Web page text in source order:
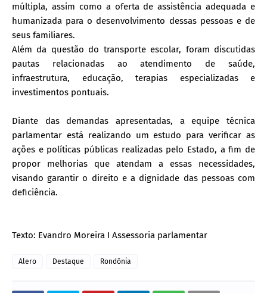
múltipla, assim como a oferta de assistência adequada e
humanizada para o desenvolvimento dessas pessoas e de
seus familiares.
Além da questão do transporte escolar, foram discutidas
pautas relacionadas ao atendimento de saúde,
infraestrutura, educação, terapias especializadas e
investimentos pontuais.
Diante das demandas apresentadas, a equipe técnica
parlamentar está realizando um estudo para verificar as
ações e políticas públicas realizadas pelo Estado, a fim de
propor melhorias que atendam a essas necessidades,
visando garantir o direito e a dignidade das pessoas com
deficiência.
Texto: Evandro Moreira I Assessoria parlamentar
Alero Destaque Rondônia